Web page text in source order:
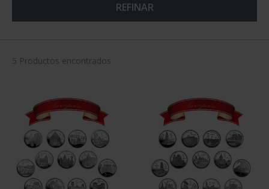
REFINAR
5 Productos encontrados